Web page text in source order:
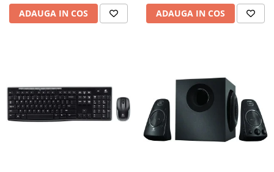
Casti
Componente PC
Placi de Baza
Placi Video
ADAUGA IN COS ADAUGA IN COS